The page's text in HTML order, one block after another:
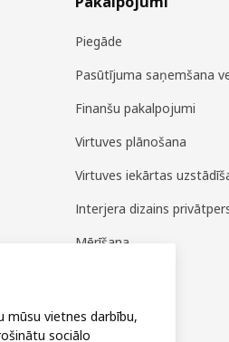
Piegāde
Pasūtījuma saņemšana
Finanšu pakalpojumi
Virtuves plānošana
Virtuves iekārtas
Interjera dizains
Mērīšana
mūsu vietnes darbību,
sociālo